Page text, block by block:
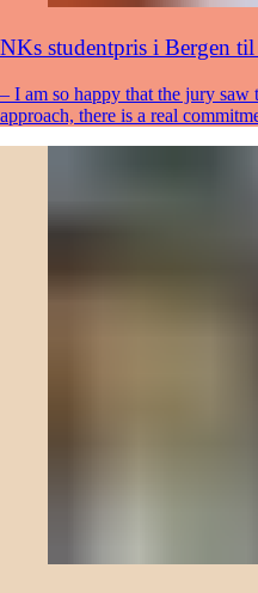
NKs studentpris i Bergen
– I am so happy that the jury saw
approach, there is a real